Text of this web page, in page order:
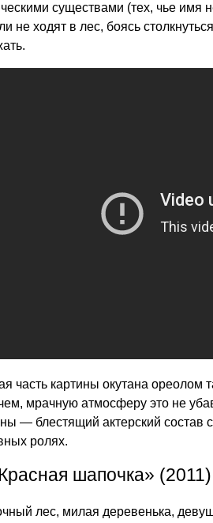
существами (тех, чье имя
не ходят в лес, боясь
часть картины окутана ореолом
мрачную атмосферу это не
— блестящий актерский состав с
ролях.
шапочка» (2011)
лес, милая деревенька,